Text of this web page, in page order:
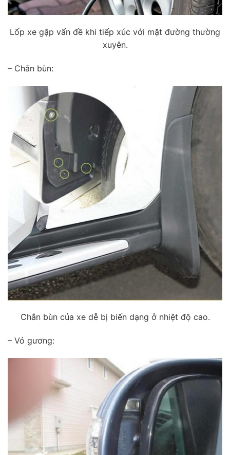
Lốp xe gặp vấn đề khi tiếp xúc với mặt đường thường
xuyên.
– Chắn bùn:
Chắn bùn của xe dễ bị biến dạng ở nhiệt độ cao.
– Vỏ gương: